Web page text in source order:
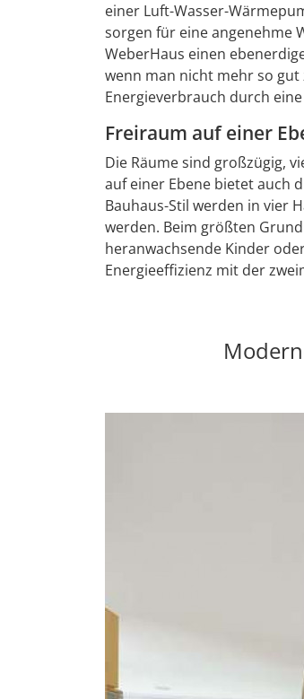
einer Luft-Wasser-
sorgen für eine angenehme
WeberHaus einen
wenn man nicht mehr so gut
Energieverbrauch durch
Freiraum auf einer
Die Räume sind großzügig,
auf einer Ebene bietet auch
Bauhaus-Stil werden in vier
werden. Beim größten
heranwachsende Kinder
Energieeffizienz mit der